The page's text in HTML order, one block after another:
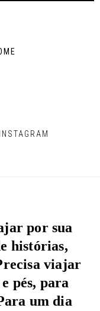
por sua
histórias,
viajar
pés, para
um dia